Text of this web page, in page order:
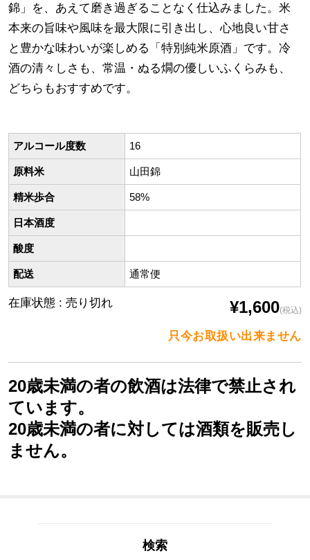
錦」を、あえて磨き過ぎることなく仕込みました。米
本来の旨味や風味を最大限に引き出し、心地良い甘さ
と豊かな味わいが楽しめる「特別純米原酒」です。冷
酒の清々しさも、常温・ぬる燗の優しいふくらみも、
どちらもおすすめです。
アルコール度数 16
原料米 山田錦
精米歩合 58%
日本酒度
酸度
配送 通常便
在庫状態 : 売り切れ ¥1,600(税込)
只今お取扱い出来ません
20歳未満の者の飲酒は法律で禁止され
ています。
20歳未満の者に対しては酒類を販売し
ません。
検索